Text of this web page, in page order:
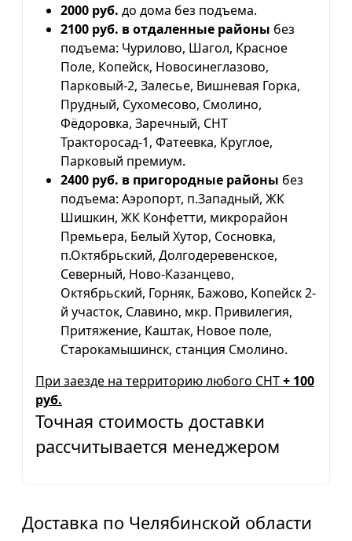
2000 руб. до дома без подъема.
2100 руб. в отдаленные районы без
подъема: Чурилово, Шагол, Красное
Поле, Копейск, Новосинеглазово,
Парковый-2, Залесье, Вишневая Горка,
Прудный, Сухомесово, Смолино,
Фёдоровка, Заречный, СНТ
Тракторосад-1, Фатеевка, Круглое,
Парковый премиум.
2400 руб. в пригородные районы без
подъема: Аэропорт, п.Западный, ЖК
Шишкин, ЖК Конфетти, микрорайон
Премьера, Белый Хутор, Сосновка,
п.Октябрьский, Долгодеревенское,
Северный, Ново-Казанцево,
Октябрьский, Горняк, Бажово, Копейск 2-
й участок, Славино, мкр. Привилегия,
Притяжение, Каштак, Новое поле,
Старокамышинск, станция Смолино.
При заезде на территорию любого СНТ+ 100
руб.
Точная стоимость доставки
рассчитывается менеджером
Доставка по Челябинской области